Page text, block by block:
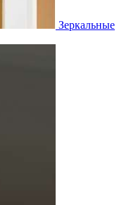
Зеркальные